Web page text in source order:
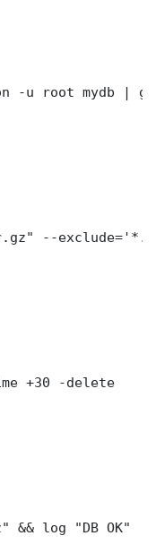
-u root mydb |
--
+30 -delete
&& log "DB OK"